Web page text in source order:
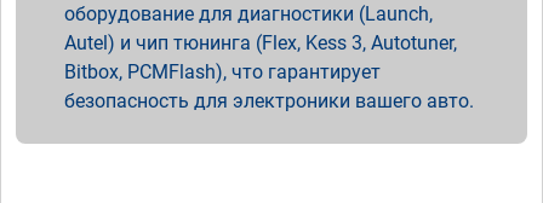
оборудование для диагностики (Launch,
Autel) и чип тюнинга (Flex, Kess 3, Autotuner,
Bitbox, PCMFlash), что гарантирует
безопасность для электроники вашего авто.